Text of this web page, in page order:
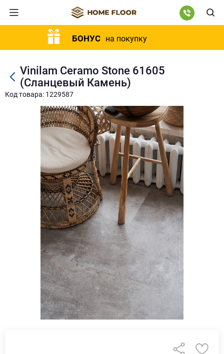
БОНУС на покупку
Vinilam Ceramo Stone 61605
(Сланцевый Камень)
Код товара: 1229587